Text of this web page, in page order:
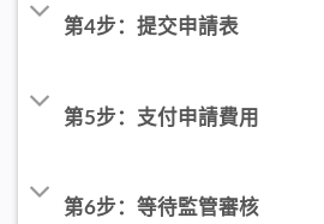
第4步：提交申請表
第5步：支付申請費用
第6步：等待監管審核